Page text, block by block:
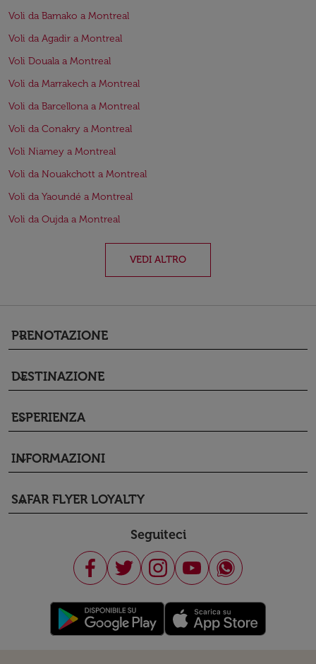
Voli da Bamako a Montreal
Voli da Agadir a Montreal
Voli Douala a Montreal
Voli da Marrakech a Montreal
Voli da Barcellona a Montreal
Voli da Conakry a Montreal
Voli Niamey a Montreal
Voli da Nouakchott a Montreal
Voli da Yaoundé a Montreal
Voli da Oujda a Montreal
VEDI ALTRO
PRENOTAZIONE
keyboard_arrow_down
DESTINAZIONE
keyboard_arrow_down
ESPERIENZA
keyboard_arrow_down
INFORMAZIONI
keyboard_arrow_down
SAFAR FLYER LOYALTY
keyboard_arrow_down
Seguiteci